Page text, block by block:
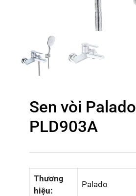
Sen vòi Palado
PLD903A
Thương
hiệu:
Palado